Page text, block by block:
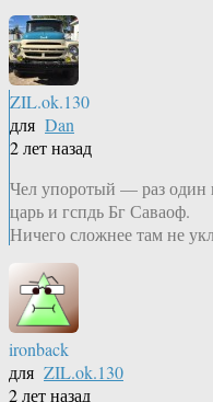
ZIL.ok.130
для Dan
2 лет назад
Чел упоротый — раз один
царь и гспдь Бг Саваоф.
Ничего сложнее там не
ironback
для ZIL.ok.130
2 лет назад